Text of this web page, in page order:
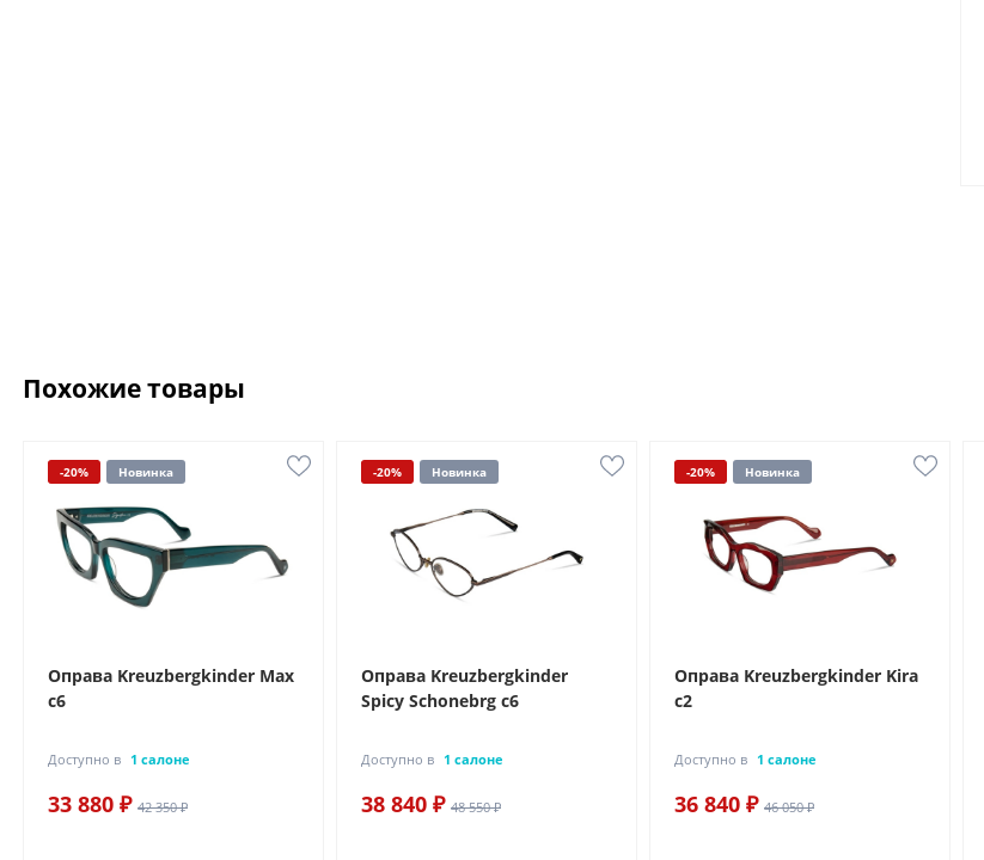
Похожие товары
-20% Новинка
Оправа Kreuzbergkinder Max
c6
Доступно в 1 салоне
33 880 ₽ 42 350 ₽
-20% Новинка
Оправа Kreuzbergkinder
Spicy Schonebrg c6
Доступно в 1 салоне
38 840 ₽ 48 550 ₽
-20% Новинка
Оправа Kreuzbergkinder Kira
c2
Доступно в 1 салоне
36 840 ₽ 46 050 ₽